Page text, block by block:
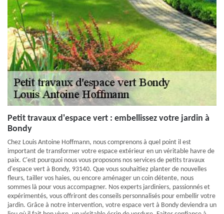
Petit travaux d'espace vert : embellissez votre jardin à
Bondy
Chez Louis Antoine Hoffmann, nous comprenons à quel point il est
important de transformer votre espace extérieur en un véritable havre de
paix. C'est pourquoi nous vous proposons nos services de petits travaux
d'espace vert à Bondy, 93140. Que vous souhaitiez planter de nouvelles
fleurs, tailler vos haies, ou encore aménager un coin détente, nous
sommes là pour vous accompagner. Nos experts jardiniers, passionnés et
expérimentés, vous offriront des conseils personnalisés pour embellir votre
jardin. Grâce à notre intervention, votre espace vert à Bondy deviendra un